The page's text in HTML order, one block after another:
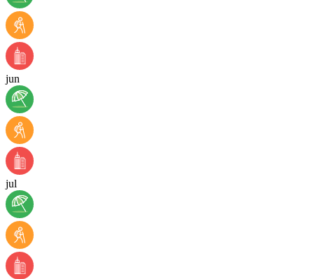
jun
jul